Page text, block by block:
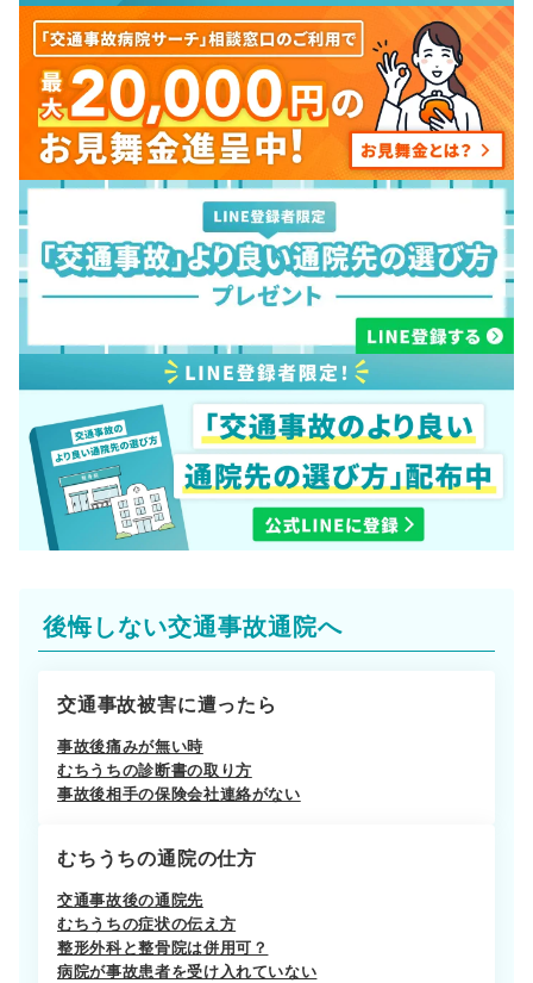
後悔しない交通事故通院へ
交通事故被害に遭ったら
事故後痛みが無い時
むちうちの診断書の取り方
事故後相手の保険会社連絡がない
むちうちの通院の仕方
交通事故後の通院先
むちうちの症状の伝え方
整形外科と整骨院は併用可？
病院が事故患者を受け入れていない